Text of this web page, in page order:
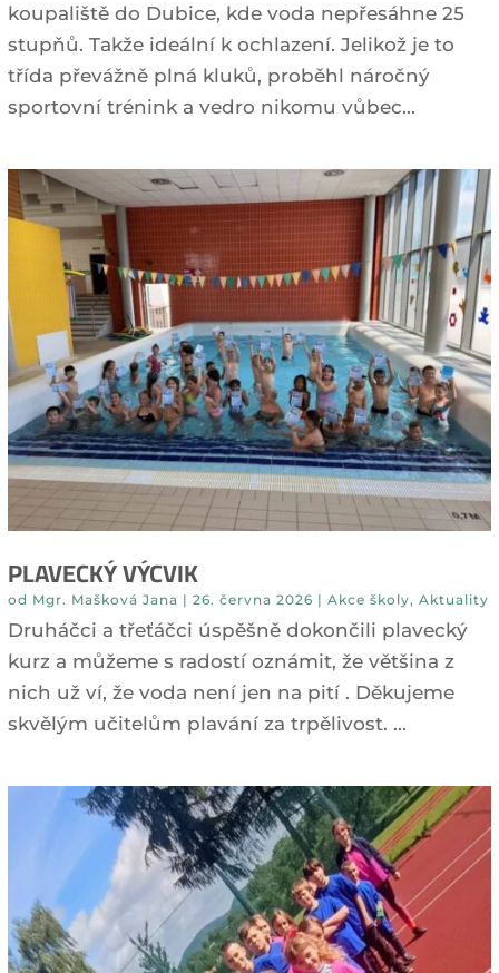
koupaliště do Dubice, kde voda nepřesáhne 25
stupňů. Takže ideální k ochlazení. Jelikož je to
třída převážně plná kluků, proběhl náročný
sportovní trénink a vedro nikomu vůbec...
PLAVECKÝ VÝCVIK
od Mgr. Mašková Jana | 26. června 2026 | Akce školy, Aktuality
Druháčci a třeťáčci úspěšně dokončili plavecký
kurz a můžeme s radostí oznámit, že většina z
nich už ví, že voda není jen na pití . Děkujeme
skvělým učitelům plavání za trpělivost. ...